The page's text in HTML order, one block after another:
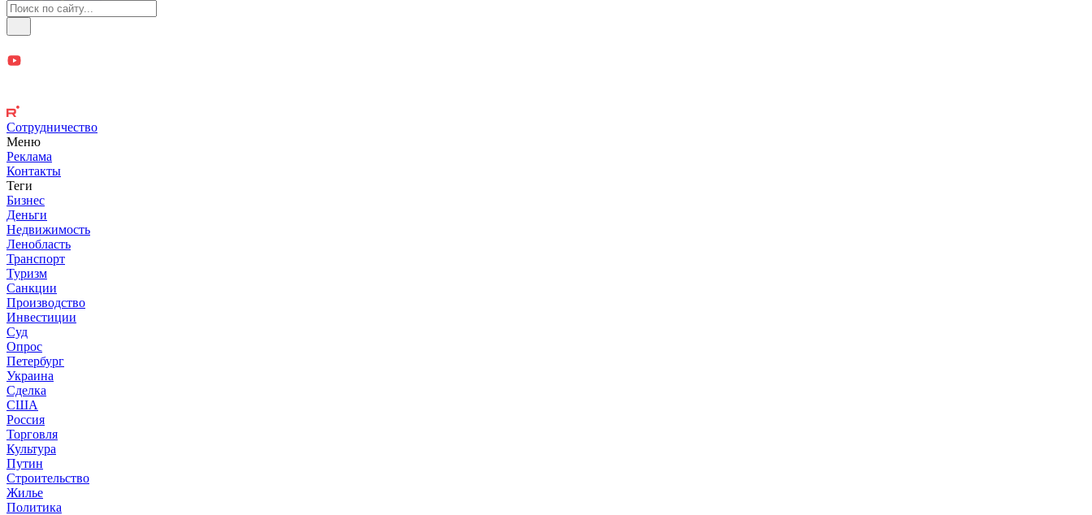
Сотрудничество
Меню
Реклама
Контакты
Теги
Бизнес
Деньги
Недвижимость
Ленобласть
Транспорт
Туризм
Санкции
Производство
Инвестиции
Суд
Опрос
Петербург
Украина
Сделка
США
Россия
Торговля
Культура
Путин
Строительство
Жилье
Политика